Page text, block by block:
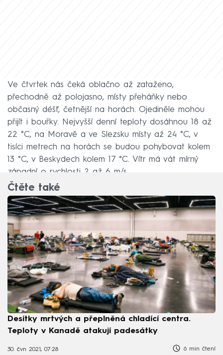
Ve čtvrtek nás čeká oblačno až zataženo,
přechodně až polojasno, místy přeháňky nebo
občasný déšť, četnější na horách. Ojediněle mohou
přijít i bouřky. Nejvyšší denní teploty dosáhnou 18 až
22 °C, na Moravě a ve Slezsku místy až 24 °C, v
tisíci metrech na horách se budou pohybovat kolem
13 °C, v Beskydech kolem 17 °C. Vítr má vát mírný
západní o rychlosti 2 až 6 m/s.
Čtěte také
Desítky mrtvých a přeplněná chladící centra.
Teploty v Kanadě atakují padesátky
30. čvn 2021, 07:28 6 min čtení